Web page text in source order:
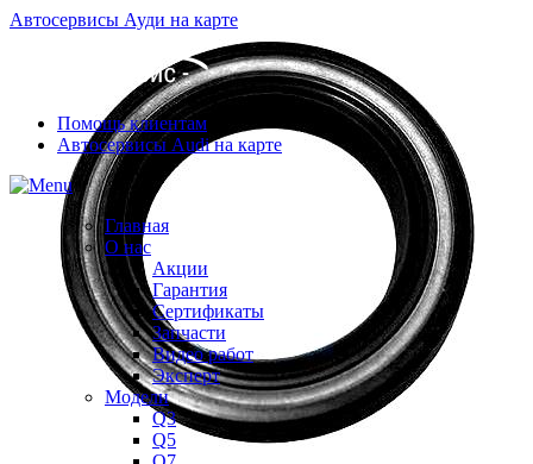
Автосервисы Ауди на карте
Помощь клиентам
Автосервисы Audi на карте
Главная
О нас
Акции
Гарантия
Сертификаты
Запчасти
Видео работ
Эксперт
Модели
Q3
Q5